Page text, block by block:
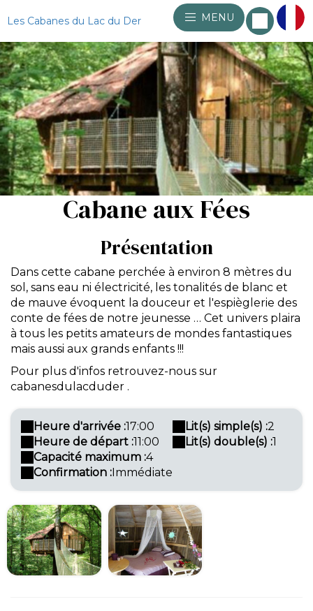
Les Cabanes du Lac du Der MENU
Cabane aux Fées
Présentation
Dans cette cabane perchée à environ 8 mètres du
sol, sans eau ni électricité, les tonalités de blanc et
de mauve évoquent la douceur et l'espièglerie des
conte de fées de notre jeunesse … Cet univers plaira
à tous les petits amateurs de mondes fantastiques
mais aussi aux grands enfants !!!
Pour plus d'infos retrouvez-nous sur
cabanesdulacduder .
Heure d'arrivée :17:00
Heure de départ :11:00
Capacité maximum :4
Confirmation :Immédiate
Lit(s) simple(s) :2
Lit(s) double(s) :1